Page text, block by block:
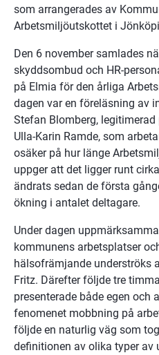
som arrangerades av
Arbetsmiljöutskottet i
Den 6 november samlades
skyddsombud och HR-
på Elmia för den årliga
dagen var en föreläsning av
Stefan Blomberg,
Ulla-Karin Ramde, som
osäker på hur länge
uppger att det ligger runt
ändrats sedan de första
ökning i antalet deltagare.
Under dagen
kommunens arbetsplatser
hälsofrämjande underströks
Fritz. Därefter följde tre
presenterade både egen och
fenomenet mobbning på
följde en naturlig väg som
definitionen av olika typer av